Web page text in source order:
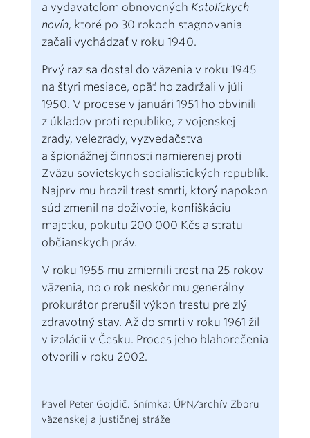
a vydavateľom obnovených Katolíckych
novín, ktoré po 30 rokoch stagnovania
začali vychádzať v roku 1940.
Prvý raz sa dostal do väzenia v roku 1945
na štyri mesiace, opäť ho zadržali v júli
1950. V procese v januári 1951 ho obvinili
z úkladov proti republike, z vojenskej
zrady, velezrady, vyzvedačstva
a špionážnej činnosti namierenej proti
Zväzu sovietskych socialistických republík.
Najprv mu hrozil trest smrti, ktorý napokon
súd zmenil na doživotie, konfiškáciu
majetku, pokutu 200 000 Kčs a stratu
občianskych práv.
V roku 1955 mu zmiernili trest na 25 rokov
väzenia, no o rok neskôr mu generálny
prokurátor prerušil výkon trestu pre zlý
zdravotný stav. Až do smrti v roku 1961 žil
v izolácii v Česku. Proces jeho blahorečenia
otvorili v roku 2002.
Pavel Peter Gojdič. Snímka: ÚPN/archív Zboru
väzenskej a justičnej stráže